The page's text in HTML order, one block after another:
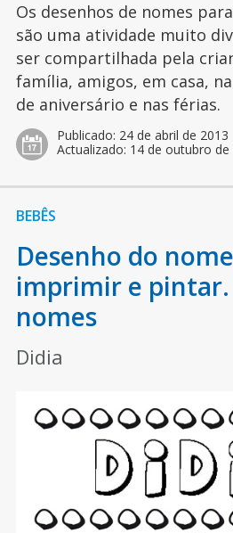
Os desenhos de nomes
são uma atividade muito
ser compartilhada pela
família, amigos, em casa,
de aniversário e nas férias.
Publicado: 24 de abril de 2013
Actualizado: 14 de outubro de
BEBÊS
Desenho do
imprimir e pintar.
nomes
Didia